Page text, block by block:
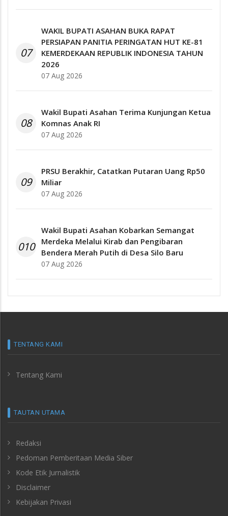
07
WAKIL BUPATI ASAHAN BUKA RAPAT
PERSIAPAN PANITIA PERINGATAN HUT KE-81
KEMERDEKAAN REPUBLIK INDONESIA TAHUN
2026
07 Aug 2026
08
Wakil Bupati Asahan Terima Kunjungan Ketua
Komnas Anak RI
07 Aug 2026
09
PRSU Berakhir, Catatkan Putaran Uang Rp50
Miliar
07 Aug 2026
010
Wakil Bupati Asahan Kobarkan Semangat
Merdeka Melalui Kirab dan Pengibaran
Bendera Merah Putih di Desa Silo Baru
07 Aug 2026
TENTANG KAMI
Tentang Kami
TAUTAN UTAMA
Redaksi
Pedoman Pemberitaan Media Siber
Kode Etik Jurnalistik
Disclaimer
Kebijakan Privasi